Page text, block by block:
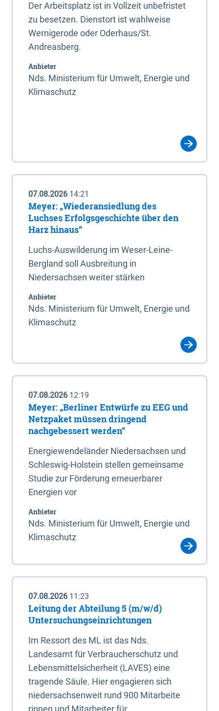
Der Arbeitsplatz ist in Vollzeit unbefristet
zu besetzen. Dienstort ist wahlweise
Wernigerode oder Oderhaus/St.
Andreasberg.
Anbieter
Nds. Ministerium für Umwelt, Energie und
Klimaschutz
07.08.2026 14:21
Meyer: „Wiederansiedlung des
Luchses Erfolgsgeschichte über den
Harz hinaus“
Luchs-Auswilderung im Weser-Leine-
Bergland soll Ausbreitung in
Niedersachsen weiter stärken
Anbieter
Nds. Ministerium für Umwelt, Energie und
Klimaschutz
07.08.2026 12:19
Meyer: „Berliner Entwürfe zu EEG und
Netzpaket müssen dringend
nachgebessert werden“
Energiewendeländer Niedersachsen und
Schleswig-Holstein stellen gemeinsame
Studie zur Förderung erneuerbarer
Energien vor
Anbieter
Nds. Ministerium für Umwelt, Energie und
Klimaschutz
07.08.2026 11:23
Leitung der Abteilung 5 (m/w/d)
Untersuchungseinrichtungen
Im Ressort des ML ist das Nds.
Landesamt für Verbraucherschutz und
Lebensmittelsicherheit (LAVES) eine
tragende Säule. Hier engagieren sich
niedersachsenweit rund 900 Mitarbeite